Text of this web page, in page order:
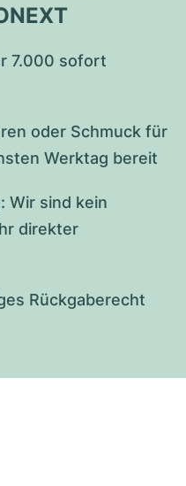
7.000 sofort
oder Schmuck für
Werktag bereit
Wir sind kein
direkter
Rückgaberecht